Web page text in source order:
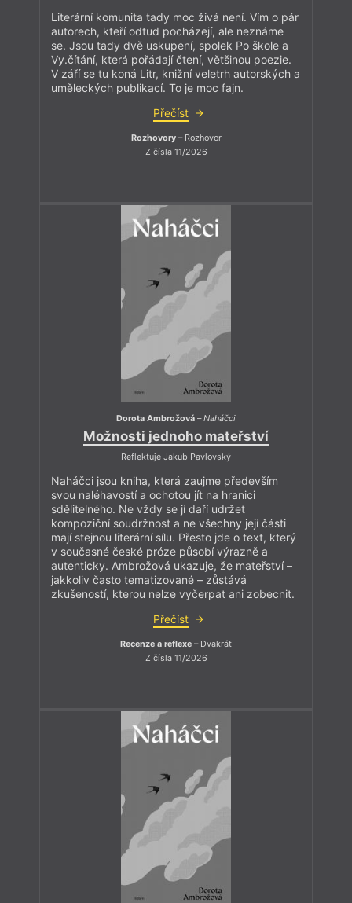
Literární komunita tady moc živá není. Vím o pár
autorech, kteří odtud pocházejí, ale neznáme
se. Jsou tady dvě uskupení, spolek Po škole a
Vy.čítání, která pořádají čtení, většinou poezie.
V září se tu koná Litr, knižní veletrh autorských a
uměleckých publikací. To je moc fajn.
Přečíst
Rozhovory– Rozhovor
Z čísla 11/2026
Dorota Ambrožová –Naháčci
Možnosti jednoho mateřství
Reflektuje Jakub Pavlovský
Naháčci jsou kniha, která zaujme především
svou naléhavostí a ochotou jít na hranici
sdělitelného. Ne vždy se jí daří udržet
kompoziční soudržnost a ne všechny její části
mají stejnou literární sílu. Přesto jde o text, který
v současné české próze působí výrazně a
autenticky. Ambrožová ukazuje, že mateřství –
jakkoliv často tematizované – zůstává
zkušeností, kterou nelze vyčerpat ani zobecnit.
Přečíst
Recenze a reflexe – Dvakrát
Z čísla 11/2026